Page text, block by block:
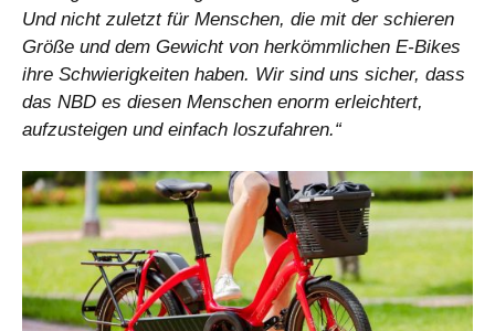
Und nicht zuletzt für Menschen, die mit der schieren
Größe und dem Gewicht von herkömmlichen E-Bikes
ihre Schwierigkeiten haben. Wir sind uns sicher, dass
das NBD es diesen Menschen enorm erleichtert,
aufzusteigen und einfach loszufahren.“